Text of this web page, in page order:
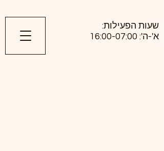
​שעות הפעילות:
א'-ה': 16:00-07:00